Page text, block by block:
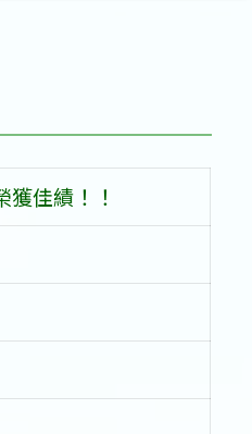
佳績！！